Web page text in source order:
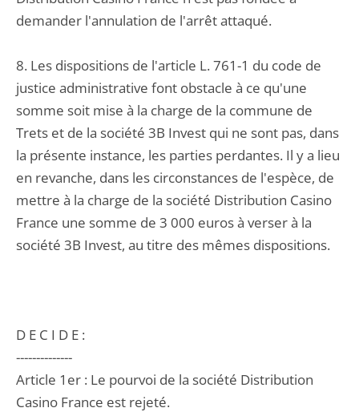
demander l'annulation de l'arrêt attaqué.
8. Les dispositions de l'article L. 761-1 du code de
justice administrative font obstacle à ce qu'une
somme soit mise à la charge de la commune de
Trets et de la société 3B Invest qui ne sont pas, dans
la présente instance, les parties perdantes. Il y a lieu
en revanche, dans les circonstances de l'espèce, de
mettre à la charge de la société Distribution Casino
France une somme de 3 000 euros à verser à la
société 3B Invest, au titre des mêmes dispositions.
D E C I D E :
--------------
Article 1er : Le pourvoi de la société Distribution
Casino France est rejeté.